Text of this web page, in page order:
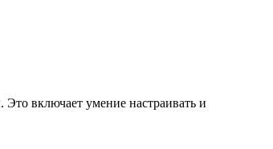
включает умение настраивать и